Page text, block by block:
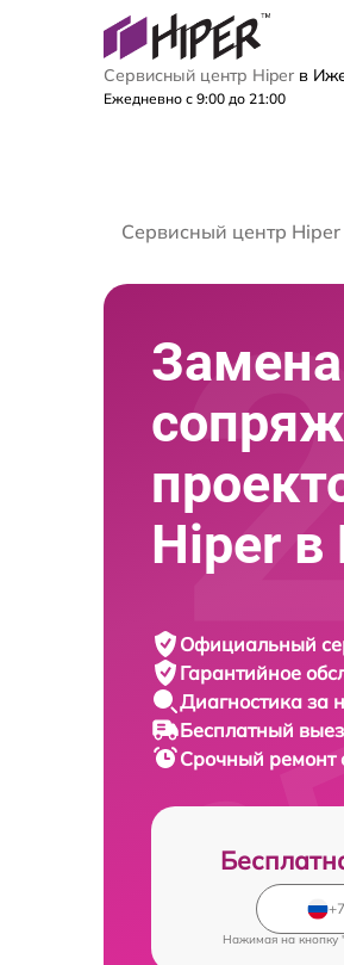
Сервисный центр Hiper в
Ежедневно с 9:00 до 21:00
Сервисный центр Hiper
Hiper
Официальный
Гарантийное
Диагностика за
Бесплатный
Срочный ремонт
Нажимая на кнопку